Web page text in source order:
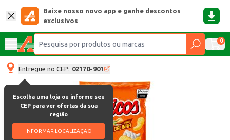
Baixe nosso novo app e ganhe descontos
exclusivos
0
Entregue no CEP: 02170-901
Escolha uma loja ou informe seu
CEP para ver ofertas da sua
região
INFORMAR LOCALIZAÇÃO